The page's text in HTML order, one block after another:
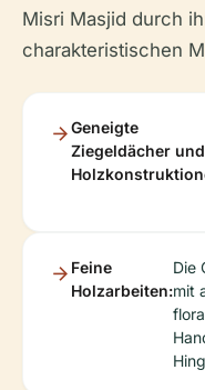
Misri Masjid durch
charakteristischen
Geneigte
Ziegeldächer und
Feine
Holzarbeiten:
Die
mit